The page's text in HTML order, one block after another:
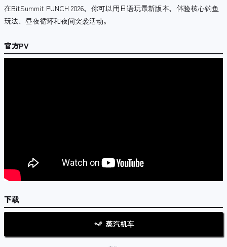
在BitSummit PUNCH 2026，你可以用日语玩最新版本，体验核心钓鱼
玩法、昼夜循环和夜间突袭活动。
官方PV
下载
蒸汽机车